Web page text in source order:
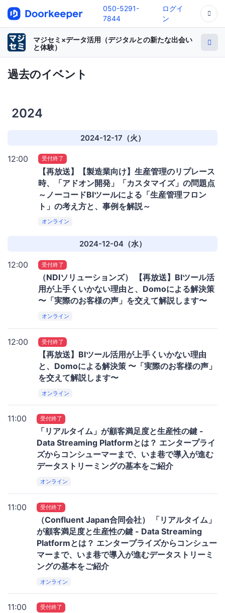
050-5291-
7844
ログイ
ン
マジセミ×データ活用（デジタルとの新たな出会い
と体験）
過去のイベント
2024
2024-12-17（火）
12:00 受付終了
【再放送】【製造業向け】生産管理のリプレース
時、「アドオン開発」「カスタマイズ」の問題点
～ノーコードBIツールによる「生産管理フロン
ト」の考え方と、事例を解説～
オンライン
2024-12-04（水）
12:00 受付終了
（NDIソリューションズ） 【再放送】BIツール活
用が上手くいかない理由と、Domoによる解決策
〜「実際のお客様の声」を交えて解説します〜
オンライン
12:00 受付終了
【再放送】BIツール活用が上手くいかない理由
と、Domoによる解決策 〜「実際のお客様の声」
を交えて解説します〜
オンライン
11:00 受付終了
「リアルタイム」が顧客満足度と生産性の鍵 -
Data Streaming Platformとは？ エンタープライ
ズからコンシューマーまで、いま巷で導入が進む
データストリーミングの基本をご紹介
オンライン
11:00 受付終了
（Confluent Japan合同会社） 「リアルタイム」
が顧客満足度と生産性の鍵 - Data Streaming
Platformとは？ エンタープライズからコンシュー
マーまで、いま巷で導入が進むデータストリーミ
ングの基本をご紹介
オンライン
11:00 受付終了